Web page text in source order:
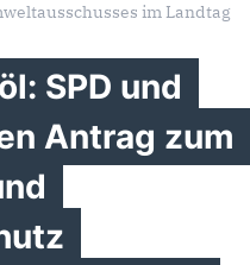
im Landtag
SPD und
Antrag zum